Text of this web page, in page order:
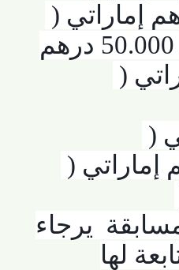
(
المشروعات التربوية المبتكرة ( للافراد 50.000 درهم
(
(
يرجاء
لها